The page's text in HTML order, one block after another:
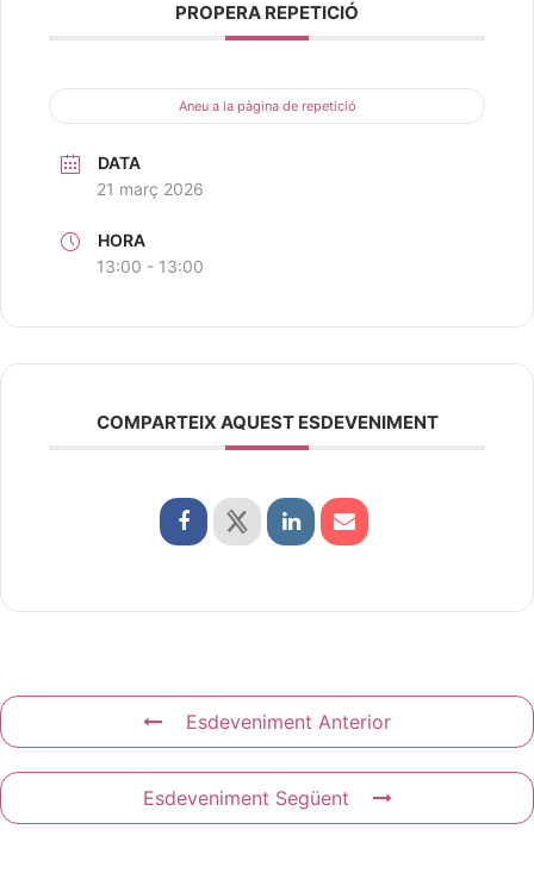
PROPERA REPETICIÓ
Aneu a la pàgina de repetició
DATA
21 març 2026
HORA
13:00 - 13:00
COMPARTEIX AQUEST ESDEVENIMENT
Esdeveniment Anterior
Esdeveniment Següent